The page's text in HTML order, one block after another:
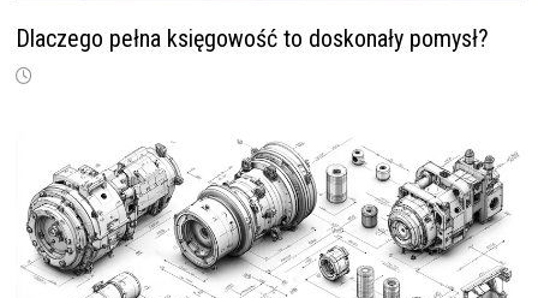
Dlaczego pełna księgowość to doskonały pomysł?